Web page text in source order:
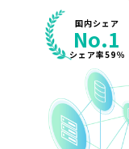
国内シェア
No.1
シェア率59％